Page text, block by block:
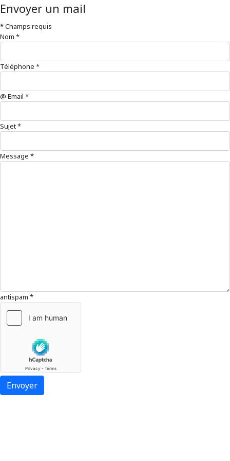
Envoyer un mail
*Champs requis
Nom *
Téléphone *
@ Email *
Sujet*
Message *
antispam *
Envoyer